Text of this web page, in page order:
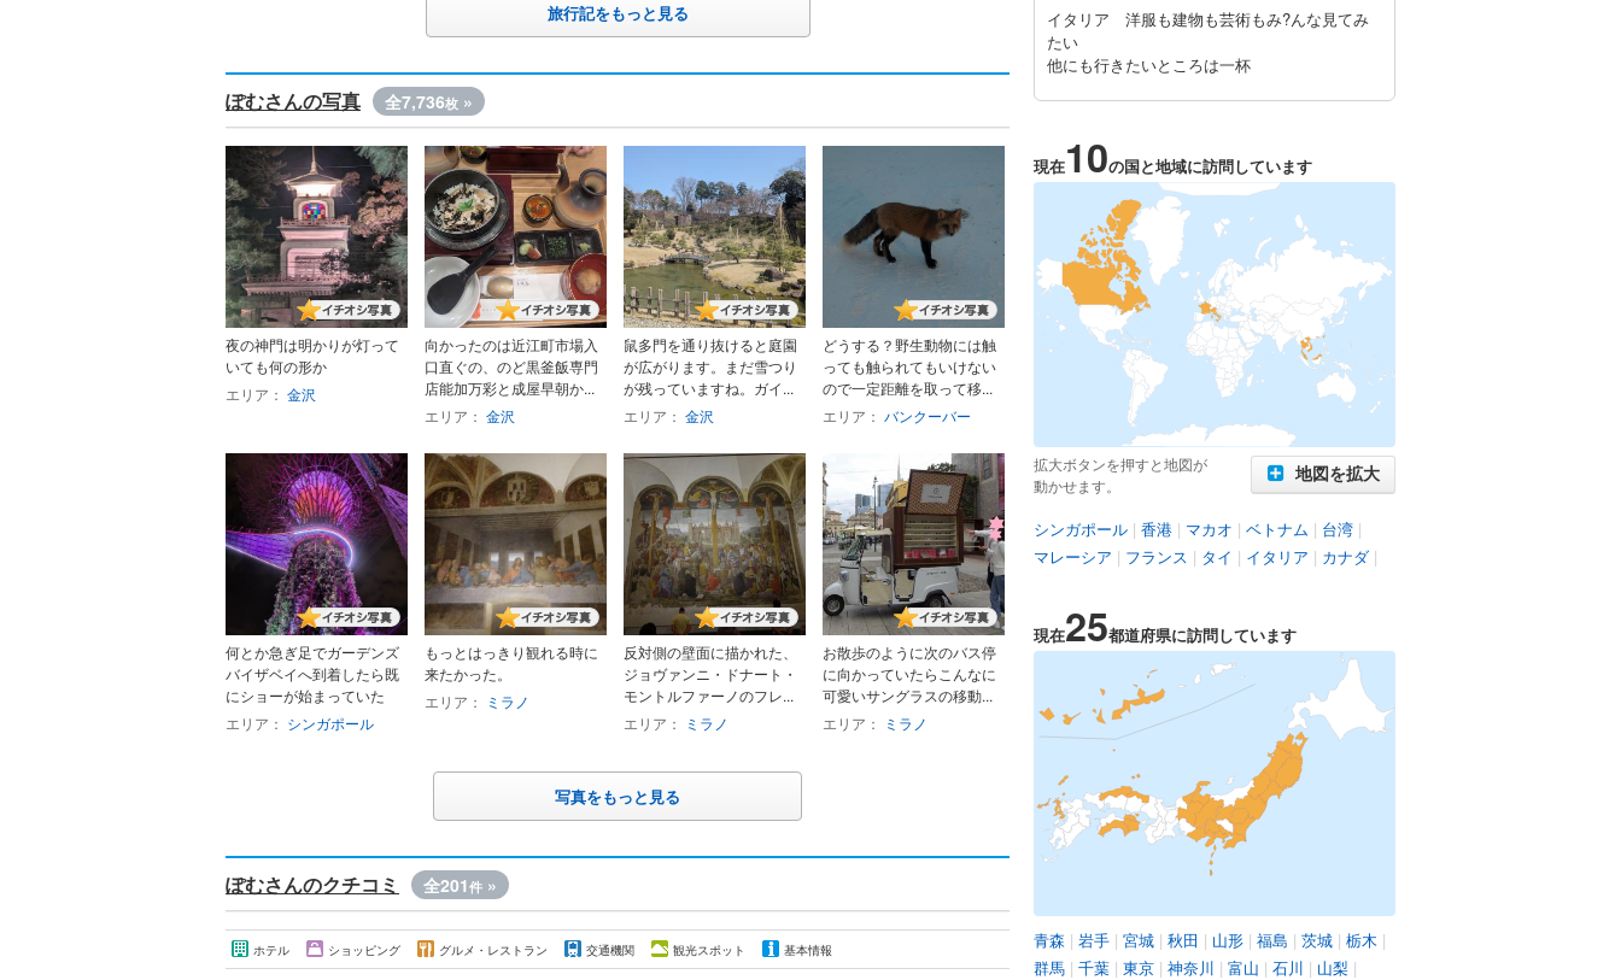
旅行記をもっと見る
ぽむさんの写真 全7,736枚 »
夜の神門は明かりが灯って
いても何の形か
エリア： 金沢
向かったのは近江町市場入
口直ぐの、のど黒釜飯専門
店能加万彩と成屋早朝か...
エリア： 金沢
鼠多門を通り抜けると庭園
が広がります。まだ雪つり
が残っていますね。ガイ...
エリア： 金沢
どうする？野生動物には触
っても触られてもいけない
ので一定距離を取って移...
エリア： バンクーバー
何とか急ぎ足でガーデンズ
バイザベイへ到着したら既
にショーが始まっていた
エリア： シンガポール
もっとはっきり観れる時に
来たかった。
エリア：
ミラノ
反対側の壁面に描かれた、
ジョヴァンニ・ドナート・
モントルファーノのフレ...
エリア：
ミラノ
お散歩のように次のバス停
に向かっていたらこんなに
可愛いサングラスの移動...
エリア：
ミラノ
写真をもっと見る
ぽむさんのクチコミ 全201件 »
ホテル ショッピング グルメ・レストラン 交通機関 観光スポット 基本情報
イタリア 洋服も建物も芸術もみ?んな見てみ
たい
他にも行きたいところは一杯
現在10の国と地域に訪問しています
拡大ボタンを押すと地図が
動かせます。
地図を拡大
シンガポール | 香港 | マカオ | ベトナム | 台湾 |
マレーシア | フランス | タイ | イタリア | カナダ |
現在25都道府県に訪問しています
青森 | 岩手 | 宮城 | 秋田 | 山形 | 福島 | 茨城 | 栃木 |
群馬 | 千葉 | 東京 | 神奈川 | 富山 | 石川 | 山梨 |